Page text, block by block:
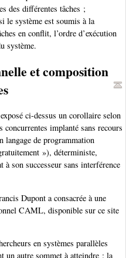
des différentes tâches ;
le système est soumis à la
en conflit, l’ordre d’exécution
système.
et composition
ci-dessus un corollaire selon
concurrentes implanté sans recours
langage de programmation
»), déterministe,
à son successeur sans interférence
Dupont a consacrée à une
CAML, disponible sur ce site
en systèmes parallèles
un autre sommet à atteindre : la